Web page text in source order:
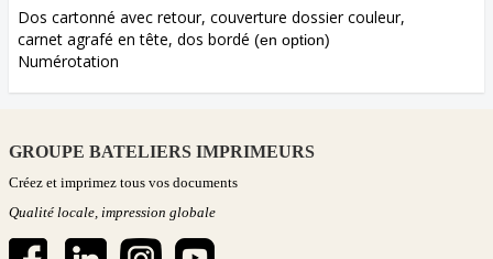
Dos cartonné avec retour, couverture dossier couleur,
carnet agrafé en tête, dos bordé (en option)
Numérotation
GROUPE BATELIERS IMPRIMEURS
Créez et imprimez tous vos documents
Qualité locale, impression globale